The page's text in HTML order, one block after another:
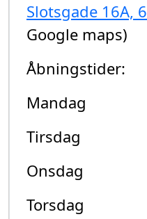
Slotsgade 16A,
Google maps)
Åbningstider:
Mandag
Tirsdag
Onsdag
Torsdag